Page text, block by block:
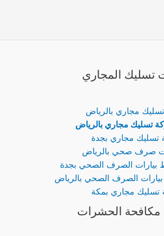
تسليك المجاري
مجاري بالرياض
تسليك مجاري بالرياض
تسليك مجاري بجدة
صرف صحي بالرياض
الصرف الصحي بجدة
الصرف الصحي بالرياض
تسليك مجاري بمكة
الحشرات